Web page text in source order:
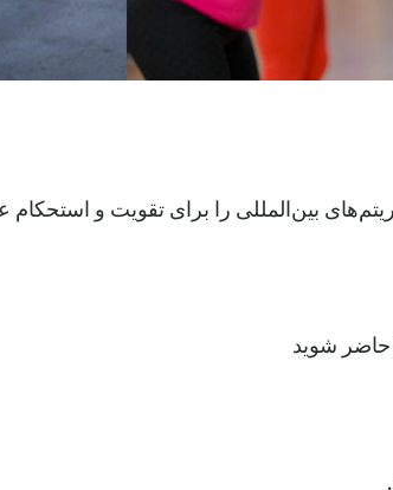
ریتم‌های بین‌المللی را برای تقویت و
حاضر شوید